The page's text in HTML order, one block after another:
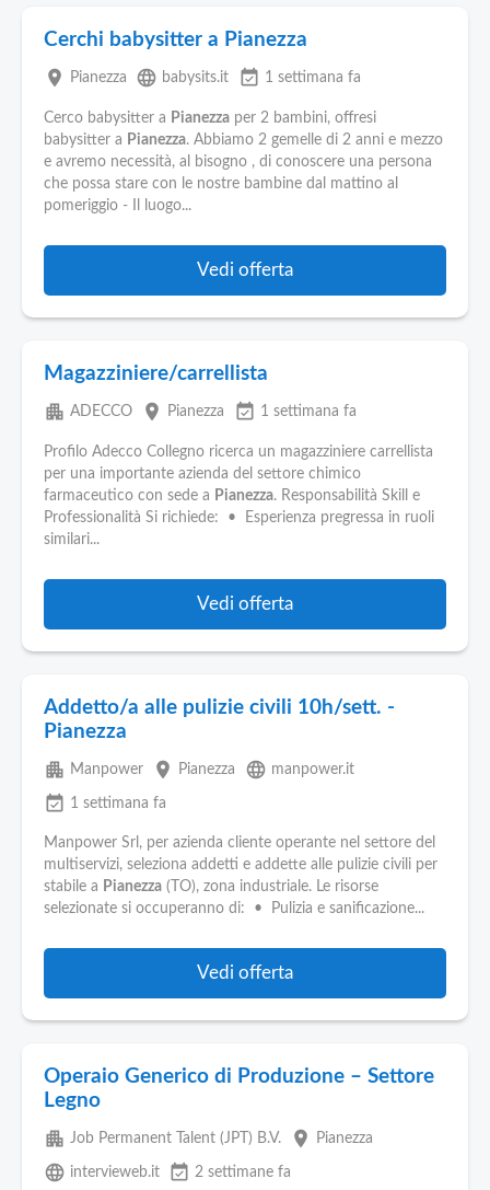
Cerchi babysitter a Pianezza
place Pianezza language babysits.it event_available 1 settimana fa
Cerco babysitter a Pianezza per 2 bambini, offresi
babysitter a Pianezza. Abbiamo 2 gemelle di 2 anni e mezzo
e avremo necessità, al bisogno , di conoscere una persona
che possa stare con le nostre bambine dal mattino al
pomeriggio - Il luogo...
Vedi offerta
Magazziniere/carrellista
apartment ADECCO place Pianezza event_available 1 settimana fa
Profilo Adecco Collegno ricerca un magazziniere carrellista
per una importante azienda del settore chimico
farmaceutico con sede a Pianezza. Responsabilità Skill e
Professionalità Si richiede: • Esperienza pregressa in ruoli
similari...
Vedi offerta
Addetto/a alle pulizie civili 10h/sett. -
Pianezza
apartment Manpower place Pianezza language manpower.it
event_available 1 settimana fa
Manpower Srl, per azienda cliente operante nel settore del
multiservizi, seleziona addetti e addette alle pulizie civili per
stabile a Pianezza (TO), zona industriale. Le risorse
selezionate si occuperanno di: • Pulizia e sanificazione...
Vedi offerta
Operaio Generico di Produzione – Settore
Legno
apartment Job Permanent Talent (JPT) B.V. place Pianezza
language intervieweb.it event_available 2 settimane fa